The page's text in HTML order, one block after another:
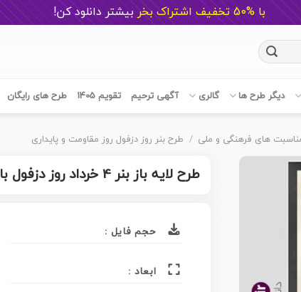
با %50 تخفیف اشتراک بخر بیشتر دانلود کن!
دیگر طرح ها گالری آگهی ترحیم تقویم 1405 طرح های رایگان
های فرهنگی و ملی / طرح بنر روز دزفول روز مقاومت و پایداری
طرح لایه باز بنر 4 خرداد روز دزفول با خوشنویسی نماد مقاومت و پایداری
حجم فایل :
ابعاد :